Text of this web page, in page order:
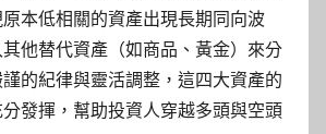
本低相關的資產出現長期同向波
他替代資產（如商品、黃金）來分
的紀律與靈活調整，這四大資產的
發揮，幫助投資人穿越多頭與空頭